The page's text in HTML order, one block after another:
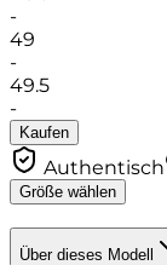
-
49
-
49.5
-
Kaufen
Authentisch
Größe wählen
Über dieses Modell